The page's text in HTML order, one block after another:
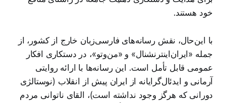
خود هستند.
با این‌حال، نقش رسانه‌های فارسی‌زبان خارج از کشور، از
جمله «ایران‌اینترنشنال» و «من‌وتو»، در دستکاری افکار
عمومی قابل تأمل است. این رسانه‌ها با ارائه روایتی
آرمانی و ایدئال‌گرایانه از ایران پیش از انقلاب (نوستالژی
دورانی که هرگز وجود نداشته است)، القای ناتوانی مردم